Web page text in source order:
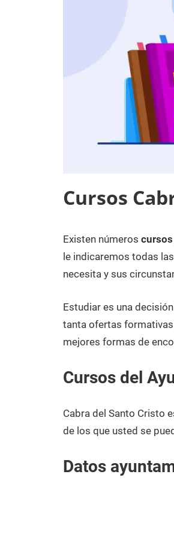
Cursos
7
de
diciembre
2020
Maria
Cursos
en
Jaén
Existen números
le indicaremos todas
necesita y sus
Estudiar es una
tanta ofertas
mejores formas de
Cursos del
Cabra del Santo Cristo
de los que usted se
Datos